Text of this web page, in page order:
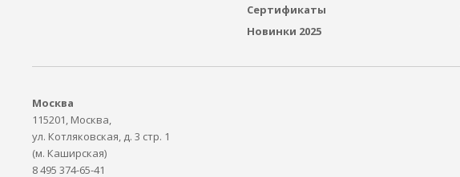
Сертификаты
Новинки 2025
Москва
115201, Москва,
ул. Котляковская, д. 3 стр. 1
(м. Каширская)
8 495 374-65-41